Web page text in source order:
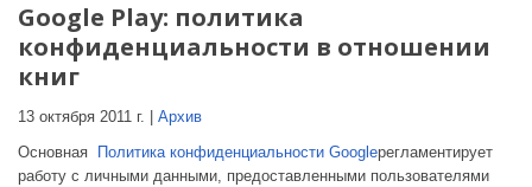
Google Play: политика
конфиденциальности в отношении
книг
13 октября 2011 г. | Архив
Основная
Политика конфиденциальности Googleрегламентирует
работу с личными данными, предоставленными пользователями